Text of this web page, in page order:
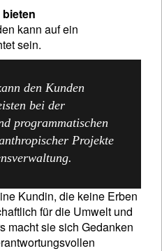
kann auf ein
sein.
den Kunden
bei der
programmatischen
Projekte
Kundin, die keine Erben
für die Umwelt und
macht sie sich Gedanken